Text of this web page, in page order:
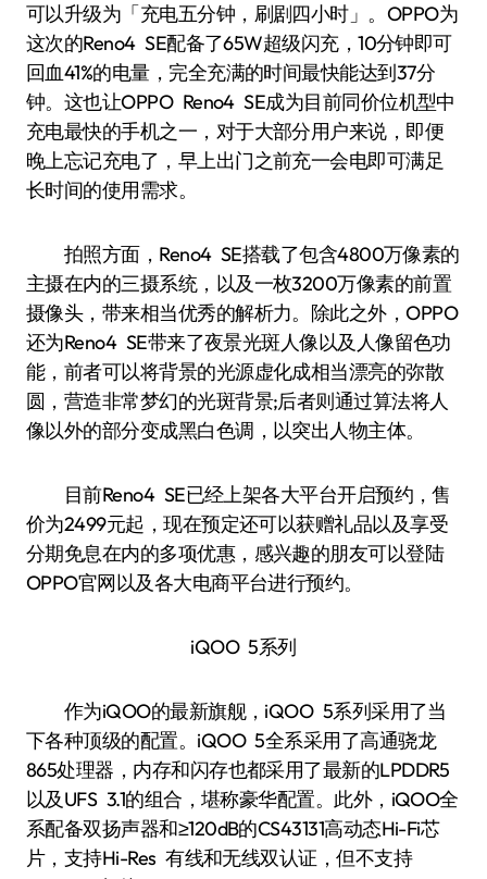
可以升级为「充电五分钟，刷剧四小时」。OPPO为
这次的Reno4 SE配备了65W超级闪充，10分钟即可
回血41%的电量，完全充满的时间最快能达到37分
钟。这也让OPPO Reno4 SE成为目前同价位机型中
充电最快的手机之一，对于大部分用户来说，即便
晚上忘记充电了，早上出门之前充一会电即可满足
长时间的使用需求。
拍照方面，Reno4 SE搭载了包含4800万像素的
主摄在内的三摄系统，以及一枚3200万像素的前置
摄像头，带来相当优秀的解析力。除此之外，OPPO
还为Reno4 SE带来了夜景光斑人像以及人像留色功
能，前者可以将背景的光源虚化成相当漂亮的弥散
圆，营造非常梦幻的光斑背景;后者则通过算法将人
像以外的部分变成黑白色调，以突出人物主体。
目前Reno4 SE已经上架各大平台开启预约，售
价为2499元起，现在预定还可以获赠礼品以及享受
分期免息在内的多项优惠，感兴趣的朋友可以登陆
OPPO官网以及各大电商平台进行预约。
iQOO 5系列
作为iQOO的最新旗舰，iQOO 5系列采用了当
下各种顶级的配置。iQOO 5全系采用了高通骁龙
865处理器，内存和闪存也都采用了最新的LPDDR5
以及UFS 3.1的组合，堪称豪华配置。此外，iQOO全
系配备双扬声器和≥120dB的CS43131高动态Hi-Fi芯
片，支持Hi-Res 有线和无线双认证，但不支持